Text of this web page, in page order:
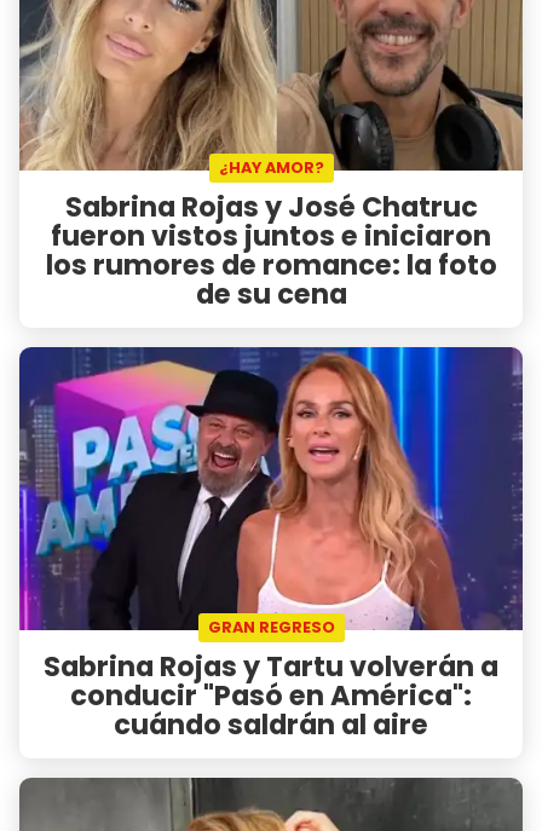
¿HAY AMOR?
Sabrina Rojas y José Chatruc
fueron vistos juntos e iniciaron
los rumores de romance: la foto
de su cena
GRAN REGRESO
Sabrina Rojas y Tartu volverán a
conducir "Pasó en América":
cuándo saldrán al aire